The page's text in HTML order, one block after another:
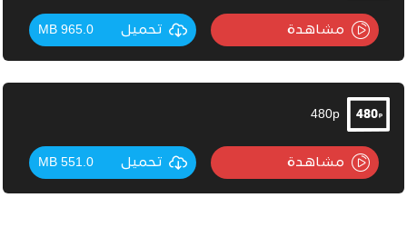
مشاهدة تحميل 965.0 MB
480p
مشاهدة تحميل 551.0 MB